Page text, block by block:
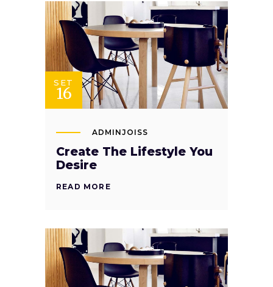
SET
16
ADMINJOISS
Create The Lifestyle You
Desire
READ MORE